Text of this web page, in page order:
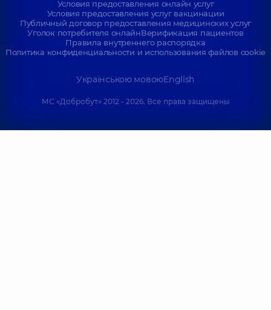
Условия предоставления онлайн услуг
Условия предоставления услуг вакцинации
Публичный договор предоставления медицинских услуг
Уголок потребителя онлайнВерификация пациентов
Правила внутреннего распорядка
Политика конфиденциальности и использования файлов cookie
Українською мовоюEnglish
МС «Добробут» 2012 - 2026. Все права защищены